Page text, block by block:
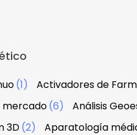
(1) Activadores de
mercado(6) Análisis
3D(2) Aparatología